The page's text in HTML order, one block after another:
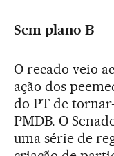
Sem plano B
O recado veio
ação dos
do PT de
PMDB. O
uma série de